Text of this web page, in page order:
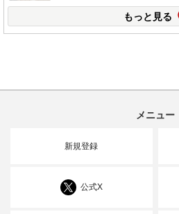
もっと見る
メニュー
新規登録
公式X